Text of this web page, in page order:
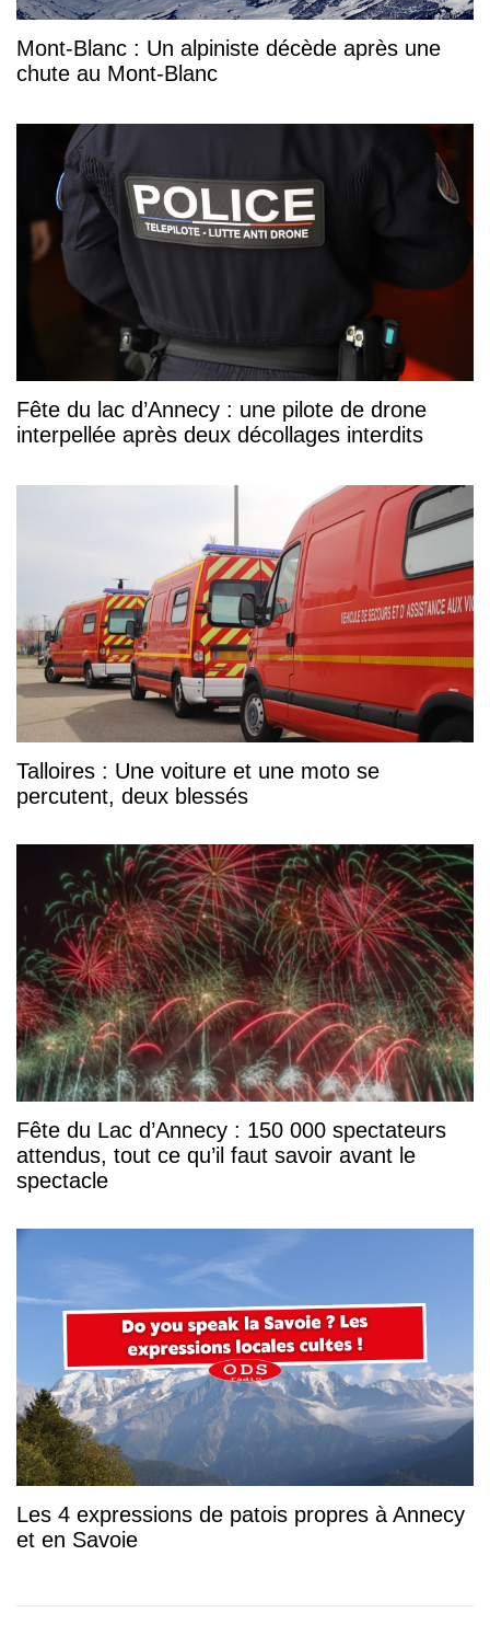
Mont-Blanc : Un alpiniste décède après une
chute au Mont-Blanc
Fête du lac d’Annecy : une pilote de drone
interpellée après deux décollages interdits
Talloires : Une voiture et une moto se
percutent, deux blessés
Fête du Lac d’Annecy : 150 000 spectateurs
attendus, tout ce qu’il faut savoir avant le
spectacle
Les 4 expressions de patois propres à Annecy
et en Savoie